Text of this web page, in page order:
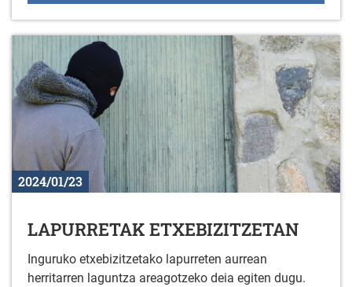
2024/01/23
LAPURRETAK ETXEBIZITZETAN
Inguruko etxebizitzetako lapurreten aurrean
herritarren laguntza areagotzeko deia egiten dugu.